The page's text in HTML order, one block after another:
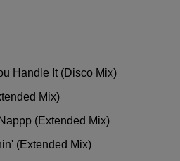
Handle It (Disco Mix)
Mix)
(Extended Mix)
(Extended Mix)